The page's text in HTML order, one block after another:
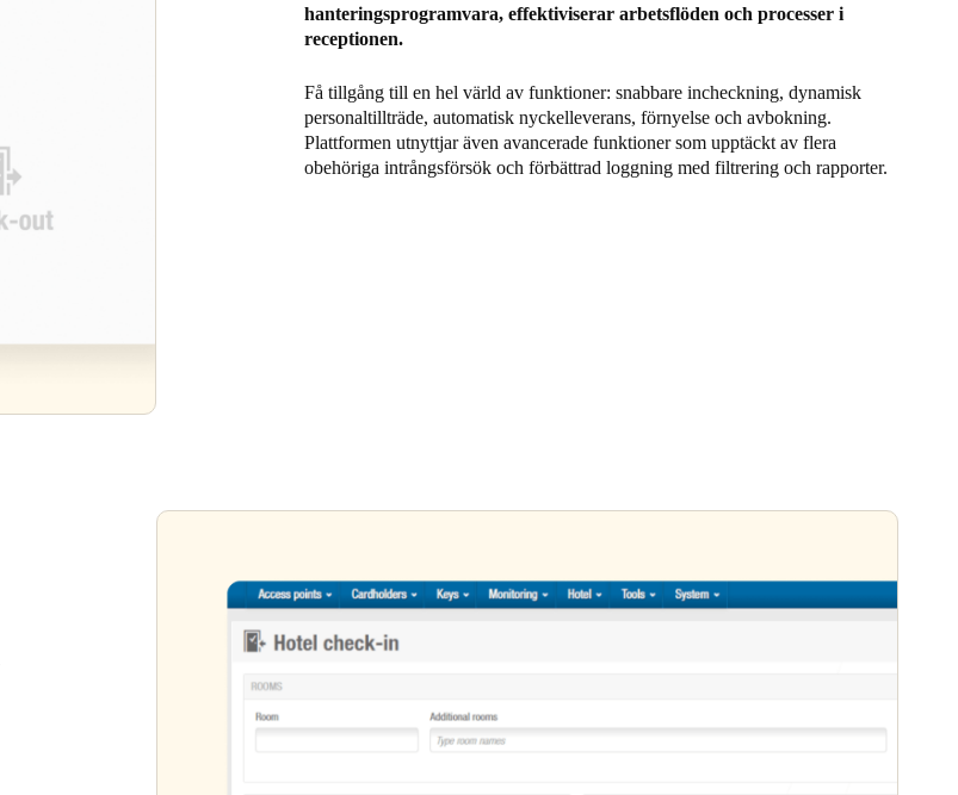
hanteringsprogramvara, effektiviserar arbetsflöden och processer i
receptionen.
Få tillgång till en hel värld av funktioner: snabbare incheckning, dynamisk
personaltillträde, automatisk nyckelleverans, förnyelse och avbokning.
Plattformen utnyttjar även avancerade funktioner som upptäckt av flera
obehöriga intrångsförsök och förbättrad loggning med filtrering och rapporter.